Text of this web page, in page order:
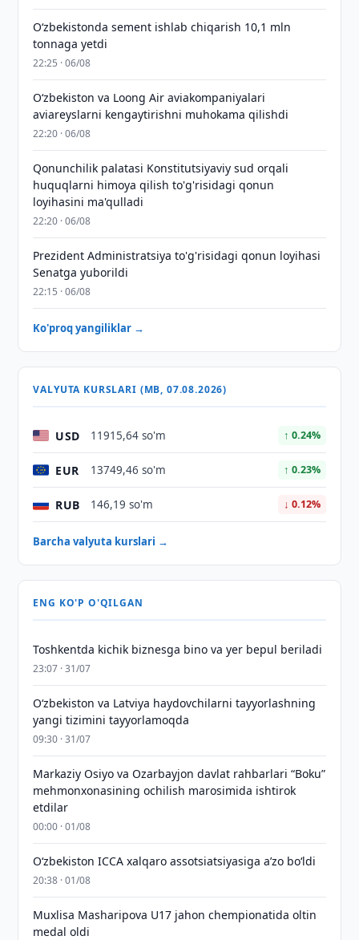
O‘zbekistonda sement ishlab chiqarish 10,1 mln
tonnaga yetdi
22:25 · 06/08
Oʻzbekiston va Loong Air aviakompaniyalari
aviareyslarni kengaytirishni muhokama qilishdi
22:20 · 06/08
Qonunchilik palatasi Konstitutsiyaviy sud orqali
huquqlarni himoya qilish to'g'risidagi qonun
loyihasini ma'qulladi
22:20 · 06/08
Prezident Administratsiya to'g'risidagi qonun loyihasi
Senatga yuborildi
22:15 · 06/08
Ko'proq yangiliklar →
VALYUTA KURSLARI (MB, 07.08.2026)
USD 11915,64 so'm ↑ 0.24%
EUR 13749,46 so'm ↑ 0.23%
RUB 146,19 so'm ↓ 0.12%
Barcha valyuta kurslari →
ENG KO'P O'QILGAN
Toshkentda kichik biznesga bino va yer bepul beriladi
23:07 · 31/07
Oʻzbekiston va Latviya haydovchilarni tayyorlashning
yangi tizimini tayyorlamoqda
09:30 · 31/07
Markaziy Osiyo va Ozarbayjon davlat rahbarlari “Boku”
mehmonxonasining ochilish marosimida ishtirok
etdilar
00:00 · 01/08
O‘zbekiston ICCA xalqaro assotsiatsiyasiga aʼzo bo‘ldi
20:38 · 01/08
Muxlisa Masharipova U17 jahon chempionatida oltin
medal oldi